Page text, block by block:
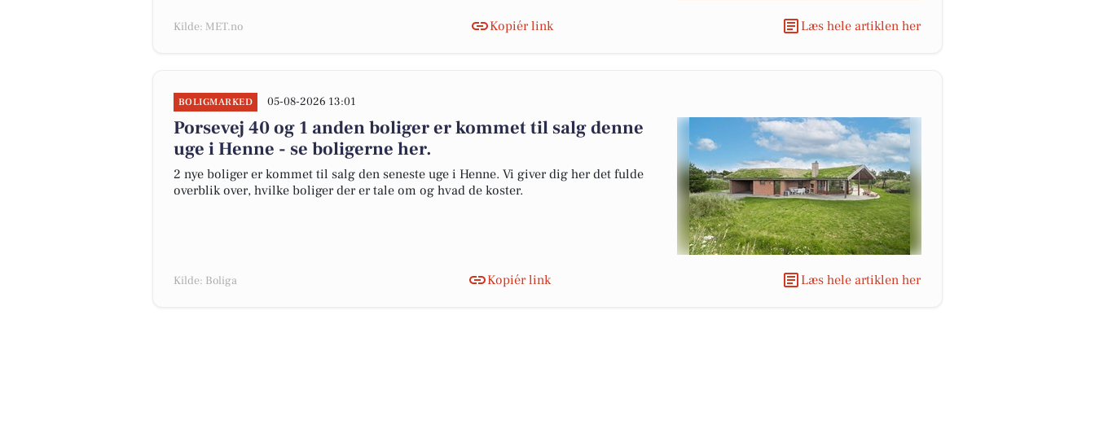
Kilde: MET.no Kopiér link Læs hele artiklen her
BOLIGMARKED 05-08-2026 13:01
Porsevej 40 og 1 anden boliger er kommet til salg denne
uge i Henne - se boligerne her.
2 nye boliger er kommet til salg den seneste uge i Henne. Vi giver dig her det fulde
overblik over, hvilke boliger der er tale om og hvad de koster.
Kilde: Boliga Kopiér link Læs hele artiklen her